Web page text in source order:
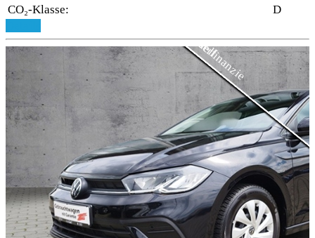
CO₂-Klasse:
D
Aktionsmodell
3,99% Sonderfinanzie